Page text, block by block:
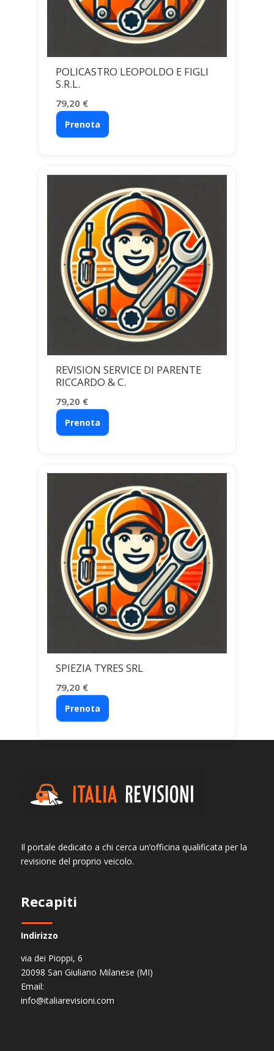
POLICASTRO LEOPOLDO E FIGLI
S.R.L.
79,20 €
Prenota
REVISION SERVICE DI PARENTE
RICCARDO & C.
79,20 €
Prenota
SPIEZIA TYRES SRL
79,20 €
Prenota
Il portale dedicato a chi cerca un’officina qualificata per la
revisione del proprio veicolo.
Recapiti
Indirizzo
via dei Pioppi, 6
20098 San Giuliano Milanese (MI)
Email:
info@italiarevisioni.com